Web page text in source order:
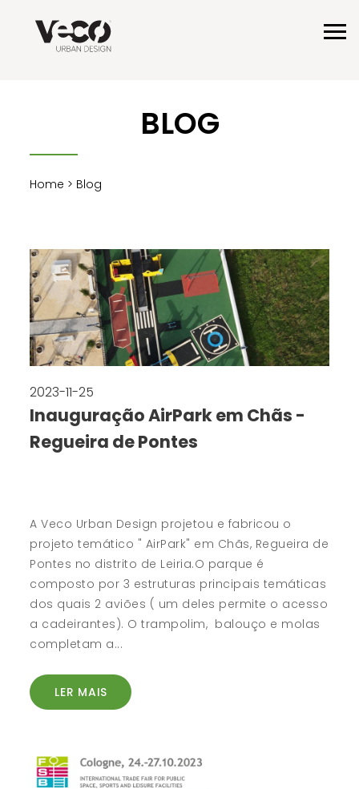
BLOG
Home > Blog
2023-11-25
Inauguração AirPark em Chãs -
Regueira de Pontes
A Veco Urban Design projetou e fabricou o
projeto temático " AirPark" em Chãs, Regueira de
Pontes no distrito de Leiria.O parque é
composto por 3 estruturas principais temáticas
dos quais 2 aviões ( um deles permite o acesso
a cadeirantes). O trampolim, balouço e molas
completam a...
LER MAIS